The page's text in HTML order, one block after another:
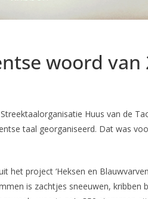
woord van
Huus van de
taal georganiseerd. Dat was
het project ‘Heksen en
is zachtjes sneeuwen, kribben